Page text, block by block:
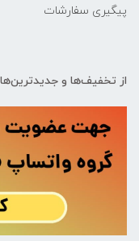
پیگیری سفارشات
از تخفیف‌ها و